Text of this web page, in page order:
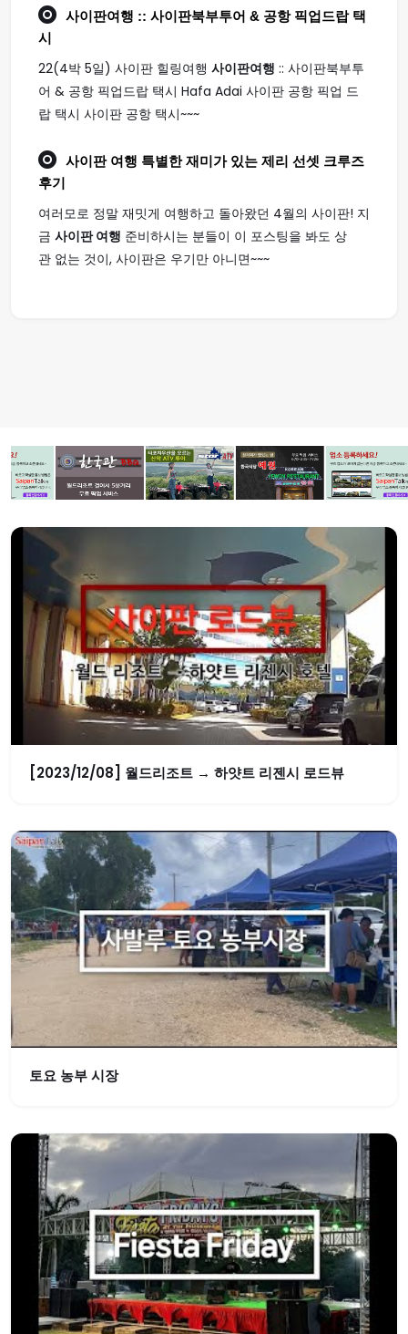
사이판여행 :: 사이판북부투어 & 공항 픽업드랍 택
시
22(4박 5일) 사이판 힐링여행 사이판여행 :: 사이판북부투
어 & 공항 픽업드랍 택시 Hafa Adai 사이판 공항 픽업 드
랍 택시 사이판 공항 택시~~~
사이판 여행 특별한 재미가 있는 제리 선셋 크루즈
후기
여러모로 정말 재밋게 여행하고 돌아왔던 4월의 사이판! 지
금 사이판 여행 준비하시는 분들이 이 포스팅을 봐도 상
관 없는 것이, 사이판은 우기만 아니면~~~
[2023/12/08] 월드리조트 → 하얏트 리젠시 로드뷰
토요 농부 시장